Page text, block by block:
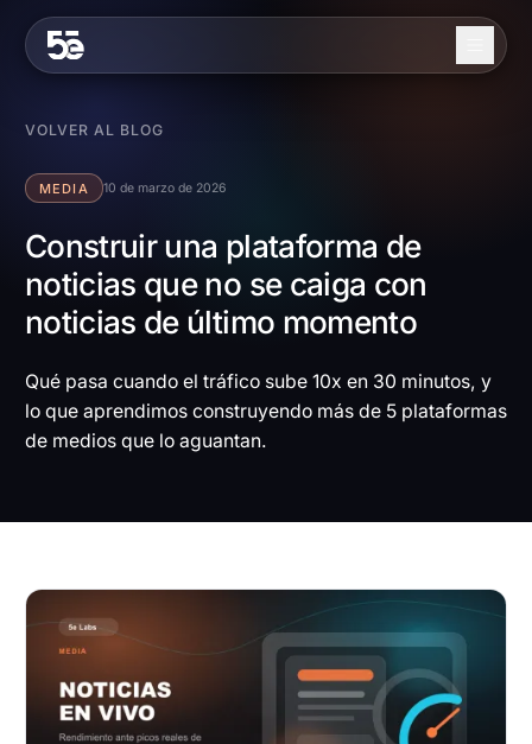
Nosotros
Servicios
Trabajo
Blog
Contacto
EN ES
VOLVER AL BLOG
MEDIA 10 de marzo de 2026
Construir una plataforma de
noticias que no se caiga con
noticias de último momento
Qué pasa cuando el tráfico sube 10x en 30 minutos, y
lo que aprendimos construyendo más de 5 plataformas
de medios que lo aguantan.